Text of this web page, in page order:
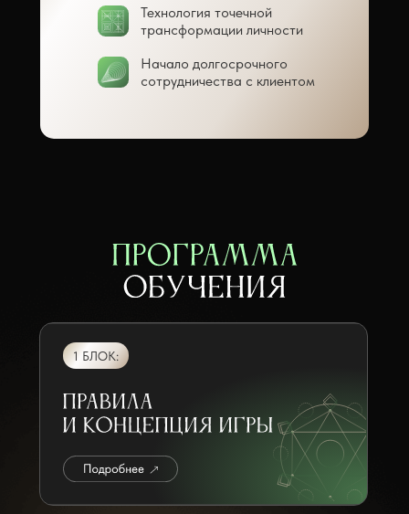
Технология точечной
трансформации личности
Начало долгосрочного
сотрудничества с клиентом
1 БЛОК: